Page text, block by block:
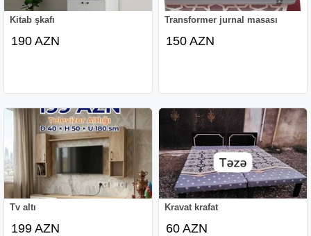
Kitab şkafı
190 AZN
Transformer jurnal masası
150 AZN
Tv altı
199 AZN
Kravat krafat
60 AZN